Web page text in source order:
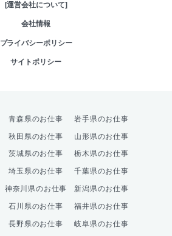
[運営会社について]
会社情報
プライバシーポリシー
サイトポリシー
青森県のお仕事 岩手県のお仕事
秋田県のお仕事 山形県のお仕事
茨城県のお仕事 栃木県のお仕事
埼玉県のお仕事 千葉県のお仕事
神奈川県のお仕事 新潟県のお仕事
石川県のお仕事 福井県のお仕事
長野県のお仕事 岐阜県のお仕事